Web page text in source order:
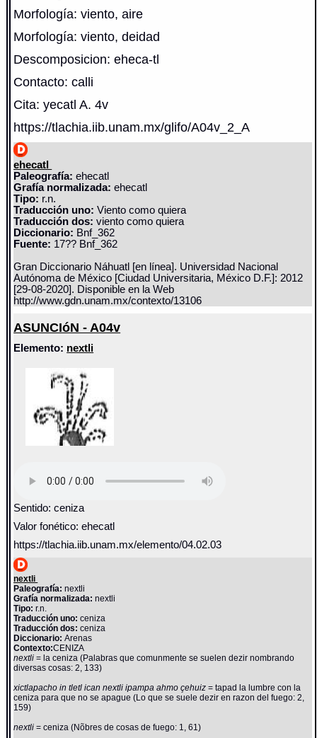
Morfología: viento, aire
Morfología: viento, deidad
Descomposicion: eheca-tl
Contacto: calli
Cita: yecatl A. 4v
https://tlachia.iib.unam.mx/glifo/A04v_2_A
ehecatl
Paleografía: ehecatl
Grafía normalizada: ehecatl
Tipo: r.n.
Traducción uno: Viento como quiera
Traducción dos: viento como quiera
Diccionario: Bnf_362
Fuente: 17?? Bnf_362
Gran Diccionario Náhuatl [en línea]. Universidad Nacional
Autónoma de México [Ciudad Universitaria, México D.F.]: 2012
[29-08-2020]. Disponible en la Web
http://www.gdn.unam.mx/contexto/13106
ASUNCIóN - A04v
Elemento: nextli
Sentido: ceniza
Valor fonético: ehecatl
https://tlachia.iib.unam.mx/elemento/04.02.03
nextli
Paleografía: nextli
Grafía normalizada: nextli
Tipo: r.n.
Traducción uno: ceniza
Traducción dos: ceniza
Diccionario:Arenas
Contexto:CENIZA
nextli= la ceniza (Palabras que comunmente se suelen dezir nombrando
diversas cosas: 2, 133)
xictlapacho in tletl ican nextli ipampa ahmo çehuiz= tapad la lumbre con la
ceniza para que no se apague (Lo que se suele dezir en razon del fuego: 2,
159)
nextli= ceniza (Nõbres de cosas de fuego: 1, 61)